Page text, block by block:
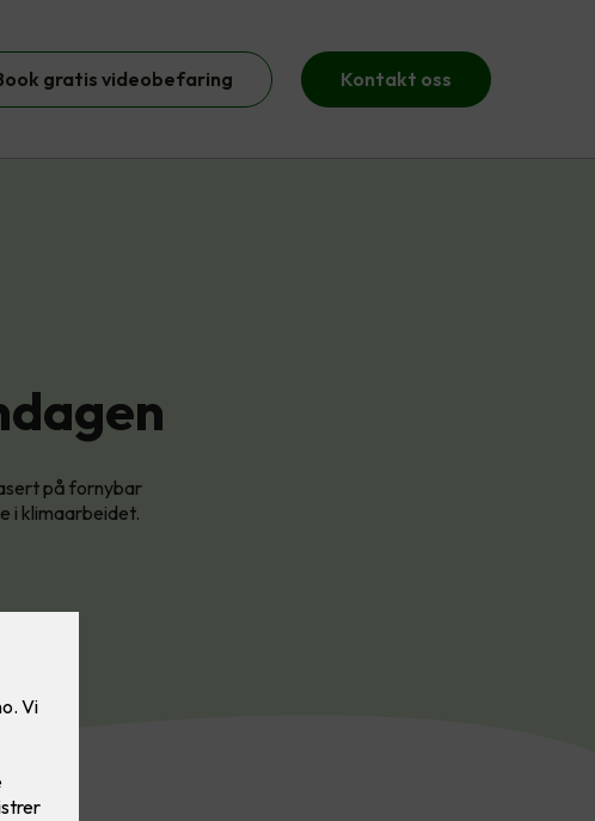
gratis videobefaring Kontakt oss
på fornybar
i klimaarbeidet.